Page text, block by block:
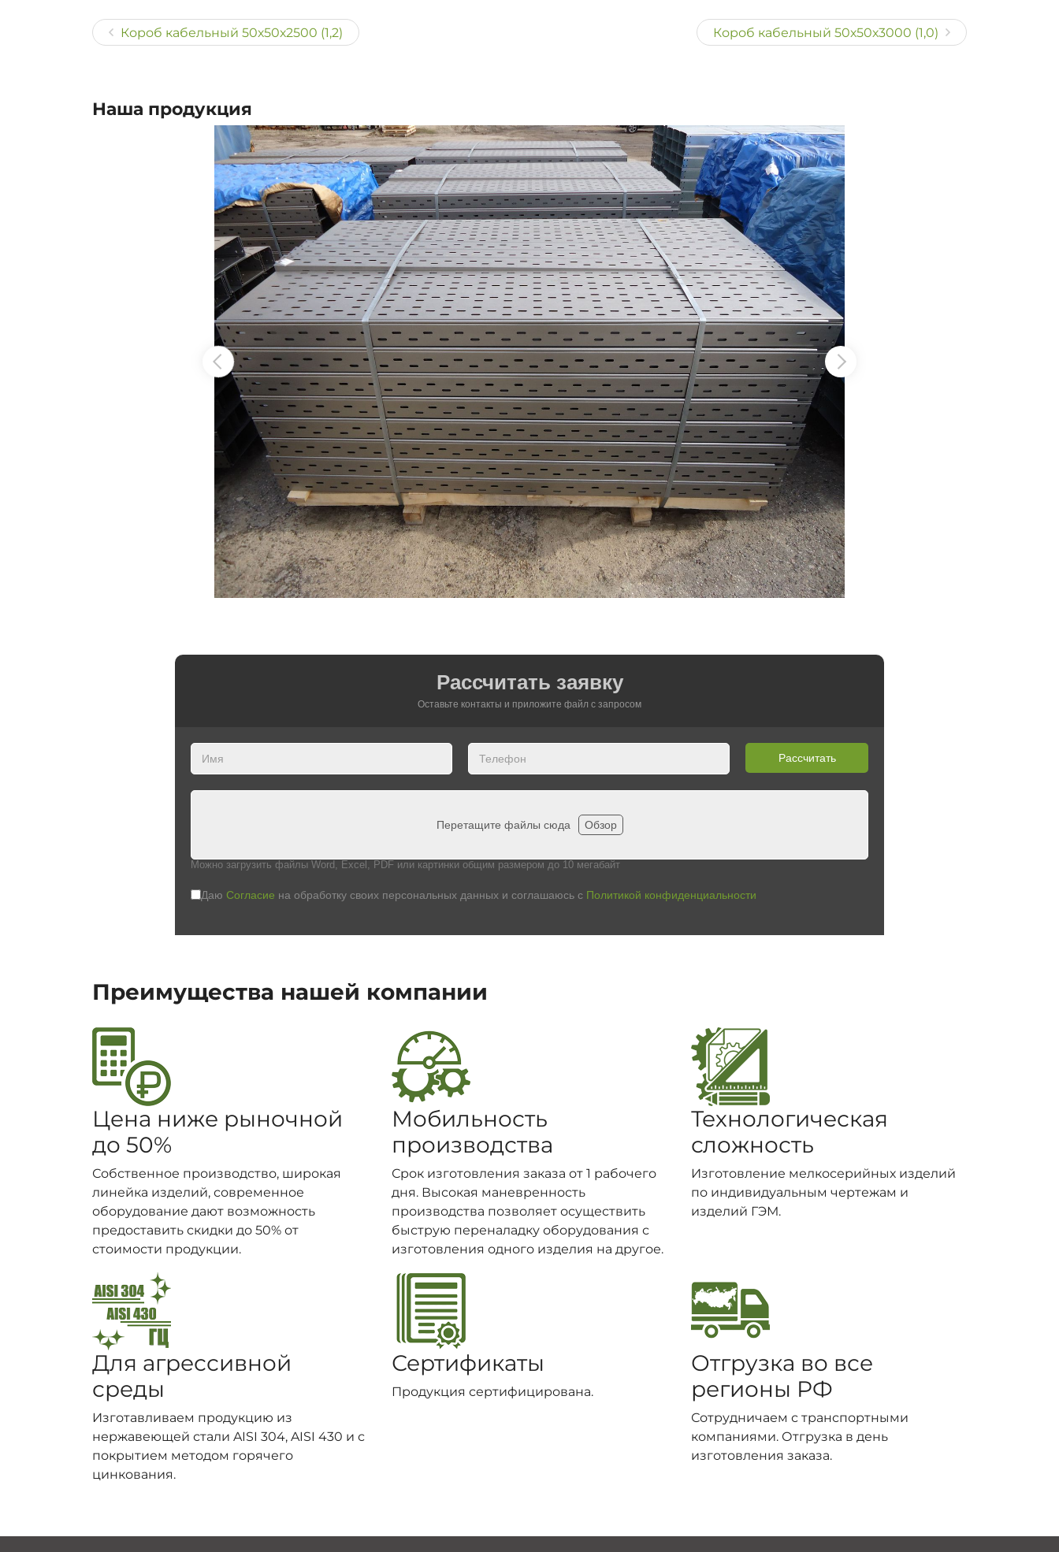
Короб кабельный 50х50х2500 (1,2) Короб кабельный 50х50х3000 (1,0)
Наша продукция
Рассчитать заявку
Оставьте контакты и приложите файл c запросом
Рассчитать
Перетащите файлы сюда Обзор
Можно загрузить файлы Word, Excel, PDF или картинки общим размером до 10 мегабайт
Даю Согласие на обработку своих персональных данных и соглашаюсь с Политикой конфиденциальности
Преимущества нашей компании
Цена ниже рыночной
до 50%
Собственное производство, широкая
линейка изделий, современное
оборудование дают возможность
предоставить скидки до 50% от
стоимости продукции.
Мобильность
производства
Срок изготовления заказа от 1 рабочего
дня. Высокая маневренность
производства позволяет осуществить
быструю переналадку оборудования с
изготовления одного изделия на другое.
Технологическая
сложность
Изготовление мелкосерийных изделий
по индивидуальным чертежам и
изделий ГЭМ.
Для агрессивной
среды
Изготавливаем продукцию из
нержавеющей стали AISI 304, AISI 430 и с
покрытием методом горячего
цинкования.
Сертификаты
Продукция сертифицирована.
Отгрузка во все
регионы РФ
Сотрудничаем с транспортными
компаниями. Отгрузка в день
изготовления заказа.